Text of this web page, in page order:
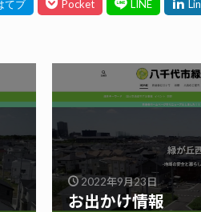
2022年9月23日
お出かけ情報